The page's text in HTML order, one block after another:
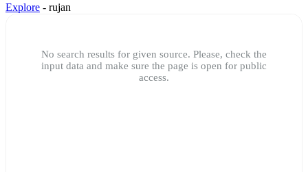
Explore - rujan
No search results for given source. Please, check the
input data and make sure the page is open for public
access.